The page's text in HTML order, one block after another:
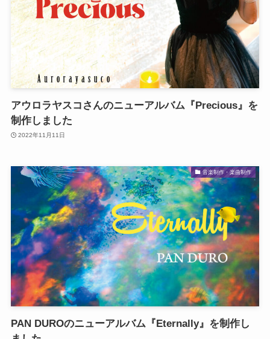
アウロラヤスコさんのニューアルバム『Precious』を
制作しました
2022年11月11日
音楽制作・楽曲制作
PAN DUROのニューアルバム『Eternally』を制作し